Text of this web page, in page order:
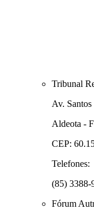
Tribunal
Av.
Aldeota -
CEP:
Telefones:
(85) 3388-
Fórum